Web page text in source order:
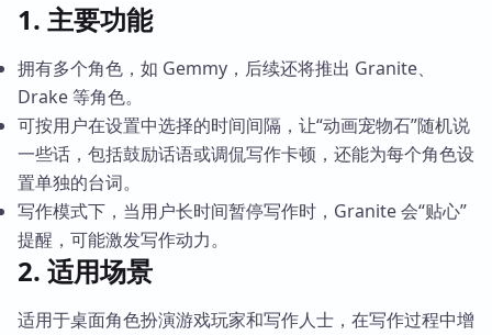
1. 主要功能
拥有多个角色，如 Gemmy，后续还将推出 Granite、
Drake 等角色。
可按用户在设置中选择的时间间隔，让“动画宠物石”随机说
一些话，包括鼓励话语或调侃写作卡顿，还能为每个角色设
置单独的台词。
写作模式下，当用户长时间暂停写作时，Granite 会“贴心”
提醒，可能激发写作动力。
2. 适用场景
适用于桌面角色扮演游戏玩家和写作人士，在写作过程中增